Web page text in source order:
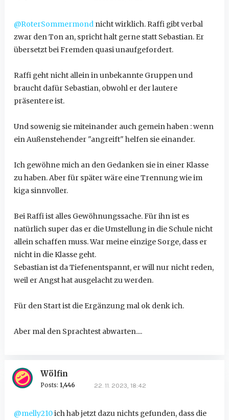
@RoterSommermondnicht wirklich. Raffi gibt verbal
zwar den Ton an, spricht halt gerne statt Sebastian. Er
übersetzt bei Fremden quasi unaufgefordert.
Raffi geht nicht allein in unbekannte Gruppen und
braucht dafür Sebastian, obwohl er der lautere
präsentere ist.
Und sowenig sie miteinander auch gemein haben : wenn
ein Außenstehender "angreift" helfen sie einander.
Ich gewöhne mich an den Gedanken sie in einer Klasse
zu haben. Aber für später wäre eine Trennung wie im
kiga sinnvoller.
Bei Raffi ist alles Gewöhnungssache. Für ihn ist es
natürlich super das er die Umstellung in die Schule nicht
allein schaffen muss. War meine einzige Sorge, dass er
nicht in die Klasse geht.
Sebastian ist da Tiefenentspannt, er will nur nicht reden,
weil er Angst hat ausgelacht zu werden.
Für den Start ist die Ergänzung mal ok denk ich.
Aber mal den Sprachtest abwarten....
Wölfin
Posts: 1,446 22. 11. 2023, 18:42
@melly210ich hab jetzt dazu nichts gefunden, dass die